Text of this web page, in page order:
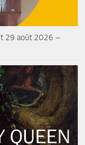
29 août 2026 –